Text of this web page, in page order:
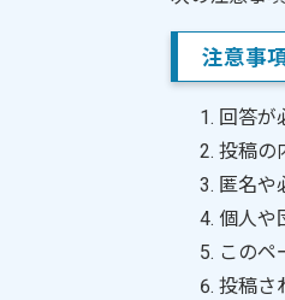
注意事
回答が
投稿の
匿名や
個人や
このペ
投稿さ